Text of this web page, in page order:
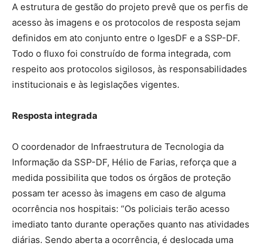
A estrutura de gestão do projeto prevê que os perfis de
acesso às imagens e os protocolos de resposta sejam
definidos em ato conjunto entre o IgesDF e a SSP-DF.
Todo o fluxo foi construído de forma integrada, com
respeito aos protocolos sigilosos, às responsabilidades
institucionais e às legislações vigentes.
Resposta integrada
O coordenador de Infraestrutura de Tecnologia da
Informação da SSP-DF, Hélio de Farias, reforça que a
medida possibilita que todos os órgãos de proteção
possam ter acesso às imagens em caso de alguma
ocorrência nos hospitais: “Os policiais terão acesso
imediato tanto durante operações quanto nas atividades
diárias. Sendo aberta a ocorrência, é deslocada uma